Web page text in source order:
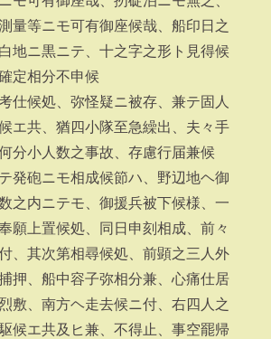
量等ニモ可有御座候哉、船印日之
地ニ黒ニテ、十之字之形ト見得候
定相分不申候
仕候処、弥怪疑ニ被存、兼テ固人
エ共、猶四小隊至急繰出、夫々手
分小人数之事故、存慮行届兼候
発砲ニモ相成候節ハ、野辺地ヘ御
之内ニテモ、御援兵被下候様、一
願上置候処、同日申刻相成、前々
、其次第相尋候処、前顕之三人外
押、船中容子弥相分兼、心痛仕居
敷、南方ヘ走去候ニ付、右四人之
候エ共及ヒ兼、不得止、事空罷帰